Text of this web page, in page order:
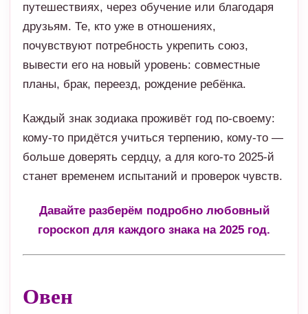
путешествиях, через обучение или благодаря
друзьям. Те, кто уже в отношениях,
почувствуют потребность укрепить союз,
вывести его на новый уровень: совместные
планы, брак, переезд, рождение ребёнка.
Каждый знак зодиака проживёт год по-своему:
кому-то придётся учиться терпению, кому-то —
больше доверять сердцу, а для кого-то 2025-й
станет временем испытаний и проверок чувств.
Давайте разберём подробно любовный
гороскоп для каждого знака на 2025 год.
Овен